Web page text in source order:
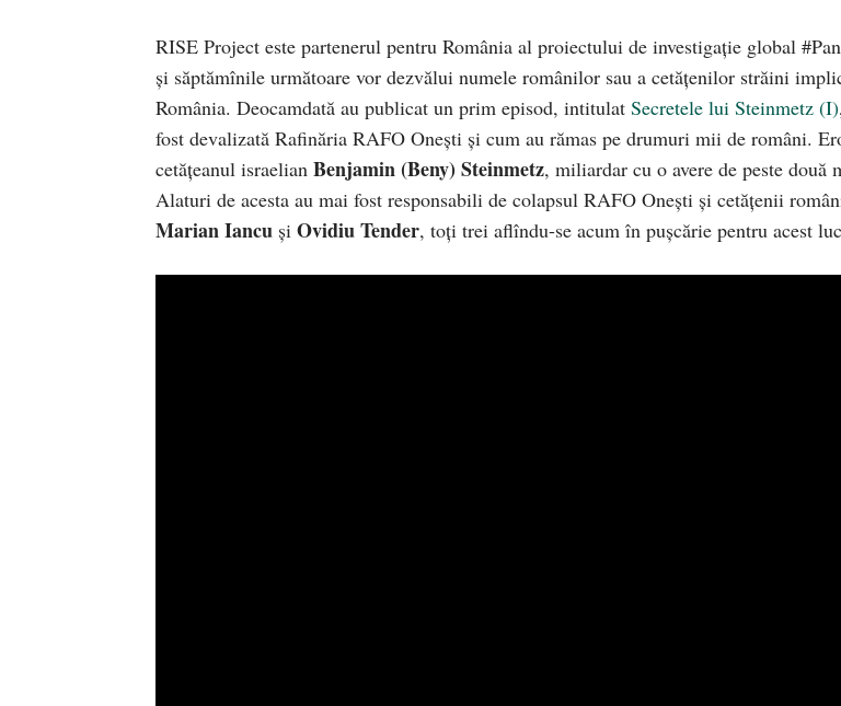
RISE Project este partenerul pentru România al proiectului de investigație global
și săptămînile următoare vor dezvălui numele românilor sau a cetățenilor străini
România. Deocamdată au publicat un prim episod, intitulat Secretele lui Steinmetz (I)
fost devalizată Rafinăria RAFO Onești și cum au rămas pe drumuri mii de români.
cetățeanul israelian Benjamin (Beny) Steinmetz, miliardar cu o avere de peste două
Alaturi de acesta au mai fost responsabili de colapsul RAFO Onești și cetățenii
Marian Iancu și Ovidiu Tender, toți trei aflîndu-se acum în pușcărie pentru acest